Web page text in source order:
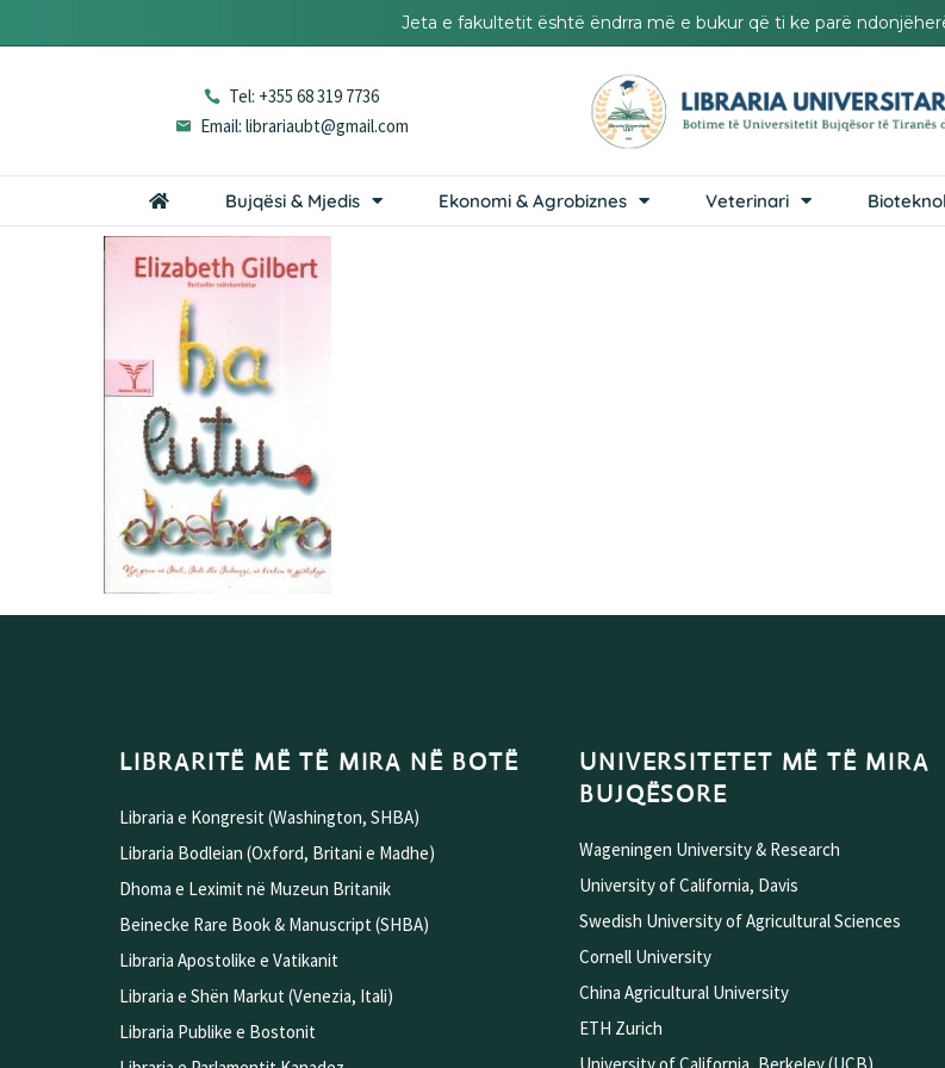
Jeta e fakultetit është ëndrra më e bukur që ti ke parë
Tel: +355 68 319 7736
Email: librariaubt@gmail.com
Bujqësi & Mjedis Ekonomi & Agrobiznes Veterinari
LIBRARITË MË TË MIRA NË BOTË
Libraria e Kongresit (Washington, SHBA)
Libraria Bodleian (Oxford, Britani e Madhe)
Dhoma e Leximit në Muzeun Britanik
Beinecke Rare Book & Manuscript (SHBA)
Libraria Apostolike e Vatikanit
Libraria e Shën Markut (Venezia, Itali)
Libraria Publike e Bostonit
UNIVERSITETET MË TË MIRA
BUJQËSORE
Wageningen University & Research
University of California, Davis
Swedish University of Agricultural Sciences
Cornell University
China Agricultural University
ETH Zurich